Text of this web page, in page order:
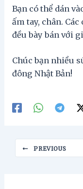
Bạn có thể dán
ấm tay, chân.
đều bày bán với
Chúc bạn nhiều
đông Nhật Bản!
navigation
PREVIOUS